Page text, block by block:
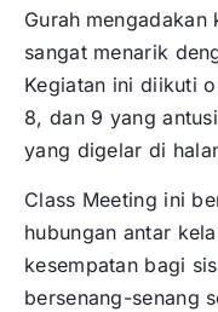
Gurah mengadakan
sangat menarik
Kegiatan ini diikuti
8, dan 9 yang
yang digelar di
Class Meeting ini
hubungan antar
kesempatan bagi
bersenang-senang